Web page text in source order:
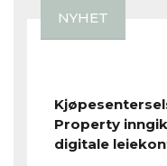
NYHET
Property
digitale